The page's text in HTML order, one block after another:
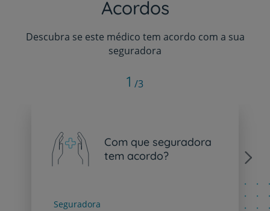
Acordos
Descubra se este médico tem acordo com a sua
seguradora
Com que seguradora
tem acordo?
Seguradora
Next
1 /3